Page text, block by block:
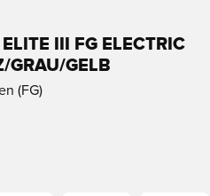
III FG ELECTRIC
GRAU/GELB
(FG)